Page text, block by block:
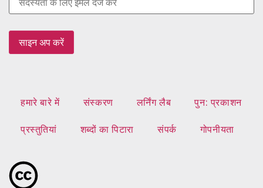
हमारे बारे में संस्करण लर्निंग लैब पुन: प्रकाशन
प्रस्तुतियां शब्दों का पिटारा संपर्क गोपनीयता